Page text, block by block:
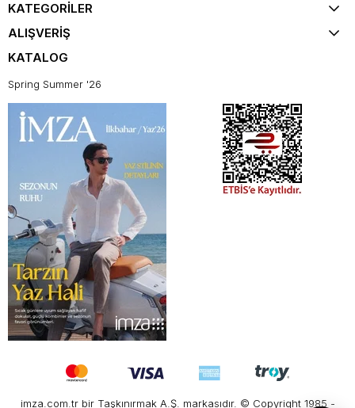
KATEGORİLER
ALIŞVERİŞ
KATALOG
Spring Summer '26
imza.com.tr bir Taşkınırmak A.Ş. markasıdır. © Copyright 1985 -